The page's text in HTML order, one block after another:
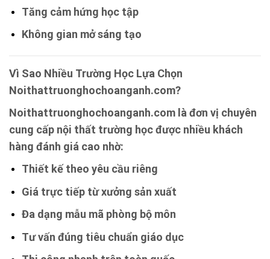
Tăng cảm hứng học tập
Không gian mở sáng tạo
Vì Sao Nhiều Trường Học Lựa Chọn
Noithattruonghochoanganh.com?
Noithattruonghochoanganh.com là đơn vị chuyên
cung cấp nội thất trường học được nhiều khách
hàng đánh giá cao nhờ:
Thiết kế theo yêu cầu riêng
Giá trực tiếp từ xưởng sản xuất
Đa dạng mẫu mã phòng bộ môn
Tư vấn đúng tiêu chuẩn giáo dục